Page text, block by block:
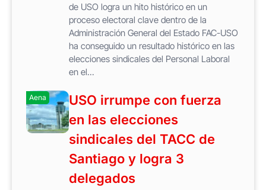
de USO logra un hito histórico en un
proceso electoral clave dentro de la
Administración General del Estado FAC-USO
ha conseguido un resultado histórico en las
elecciones sindicales del Personal Laboral
en el...
Aena
USO irrumpe con fuerza
en las elecciones
sindicales del TACC de
Santiago y logra 3
delegados